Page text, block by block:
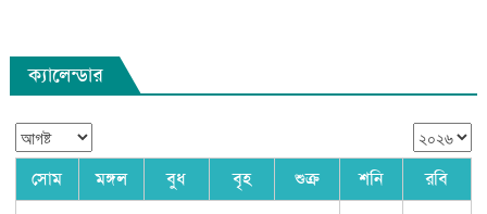
ক্যালেন্ডার
সোম মঙ্গল বুধ বৃহ শুক্র শনি রবি